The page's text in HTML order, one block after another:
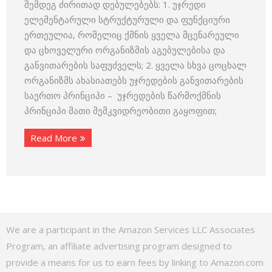
შემდეგ ძირითად დებულებებს: 1. უჯრედი
ელემენტარული სტრუქტურული და ფუნქციური
ერთეულია, რომელიც ქმნის ყველა მცენარეული
და ცხოველური ორგანიზმის აგებულებისა და
განვითარების საფუძველს; 2. ყველა სხვა ცოცხალ
ორგანიზმს ახასიათებს უჯრედების განვითარების
საერთო პრინციპი – უჯრედების წარმოქმნის
პრინციპი მათი მემკვიდრეობითი გაყოფით;
Read More
We are a participant in the Amazon Services LLC Associates
Program, an affiliate advertising program designed to
provide a means for us to earn fees by linking to Amazon.com